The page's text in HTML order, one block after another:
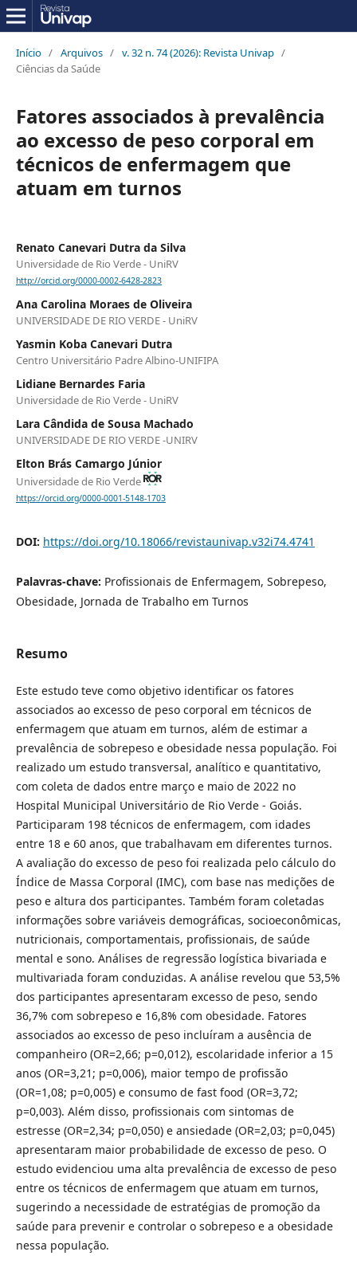
Início / Arquivos / v. 32 n. 74 (2026): Revista Univap /
Ciências da Saúde
Fatores associados à prevalência
ao excesso de peso corporal em
técnicos de enfermagem que
atuam em turnos
Renato Canevari Dutra da Silva
Universidade de Rio Verde - UniRV
http://orcid.org/0000-0002-6428-2823
Ana Carolina Moraes de Oliveira
UNIVERSIDADE DE RIO VERDE - UniRV
Yasmin Koba Canevari Dutra
Centro Universitário Padre Albino-UNIFIPA
Lidiane Bernardes Faria
Universidade de Rio Verde - UniRV
Lara Cândida de Sousa Machado
UNIVERSIDADE DE RIO VERDE -UNIRV
Elton Brás Camargo Júnior
Universidade de Rio Verde
https://orcid.org/0000-0001-5148-1703
DOI: https://doi.org/10.18066/revistaunivap.v32i74.4741
Palavras-chave: Profissionais de Enfermagem, Sobrepeso,
Obesidade, Jornada de Trabalho em Turnos
Resumo
Este estudo teve como objetivo identificar os fatores
associados ao excesso de peso corporal em técnicos de
enfermagem que atuam em turnos, além de estimar a
prevalência de sobrepeso e obesidade nessa população. Foi
realizado um estudo transversal, analítico e quantitativo,
com coleta de dados entre março e maio de 2022 no
Hospital Municipal Universitário de Rio Verde - Goiás.
Participaram 198 técnicos de enfermagem, com idades
entre 18 e 60 anos, que trabalhavam em diferentes turnos.
A avaliação do excesso de peso foi realizada pelo cálculo do
Índice de Massa Corporal (IMC), com base nas medições de
peso e altura dos participantes. Também foram coletadas
informações sobre variáveis demográficas, socioeconômicas,
nutricionais, comportamentais, profissionais, de saúde
mental e sono. Análises de regressão logística bivariada e
multivariada foram conduzidas. A análise revelou que 53,5%
dos participantes apresentaram excesso de peso, sendo
36,7% com sobrepeso e 16,8% com obesidade. Fatores
associados ao excesso de peso incluíram a ausência de
companheiro (OR=2,66; p=0,012), escolaridade inferior a 15
anos (OR=3,21; p=0,006), maior tempo de profissão
(OR=1,08; p=0,005) e consumo de fast food (OR=3,72;
p=0,003). Além disso, profissionais com sintomas de
estresse (OR=2,34; p=0,050) e ansiedade (OR=2,03; p=0,045)
apresentaram maior probabilidade de excesso de peso. O
estudo evidenciou uma alta prevalência de excesso de peso
entre os técnicos de enfermagem que atuam em turnos,
sugerindo a necessidade de estratégias de promoção da
saúde para prevenir e controlar o sobrepeso e a obesidade
nessa população.